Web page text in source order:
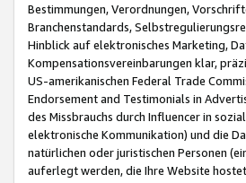
Bestimmungen, Verordnungen,
Branchenstandards,
Hinblick auf elektronisches Marketing,
Kompensationsvereinbarungen klar,
US-amerikanischen Federal Trade
Endorsement and Testimonials in
des Missbrauchs durch Influencer in
elektronische Kommunikation) und die
natürlichen oder juristischen Personen
auferlegt werden, die Ihre Website